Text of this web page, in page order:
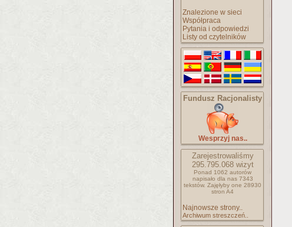
Znalezione w sieci
Współpraca
Pytania i odpowiedzi
Listy od czytelników
Fundusz Racjonalisty
Wesprzyj nas..
Zarejestrowaliśmy
295.795.068wizyt
Ponad 1062 autorów
napisało dla nas 7343
tekstów. Zajęłyby one 28930
stron A4
Najnowsze strony..
Archiwum streszczeń..